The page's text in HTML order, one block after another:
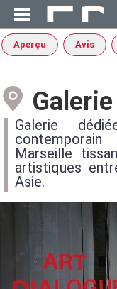
Aperçu Avis
Galerie
Marseille
artistiques
Asie.